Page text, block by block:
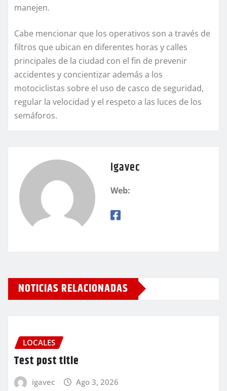
manejen.
Cabe mencionar que los operativos son a través de
filtros que ubican en diferentes horas y calles
principales de la ciudad con el fin de prevenir
accidentes y concientizar además a los
motociclistas sobre el uso de casco de seguridad,
regular la velocidad y el respeto a las luces de los
semáforos.
igavec
Web:
NOTICIAS RELACIONADAS
LOCALES
Test post title
igavec Ago 3, 2026